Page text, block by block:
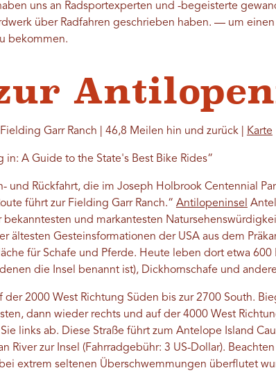
uns an Radsportexperten und -begeisterte
über Radfahren geschrieben haben. —um einen
bekommen.
Garr Ranch | 46,8 Meilen hin und zurück | Karte
A Guide to the State's Best Bike Rides“
und Rückfahrt, die im Joseph Holbrook Centennial
führt zur Fielding Garr Ranch.“ Antilopeninsel
bekanntesten und markantesten
ältesten Gesteinsformationen der USA aus dem
für Schafe und Pferde. Heute leben dort etwa 600
die Insel benannt ist), Dickhornschafe und
der 2000 West Richtung Süden bis zur 2700 South.
dann wieder rechts und auf der 4000 West
links ab. Diese Straße führt zum Antelope Island
River zur Insel (Fahrradgebühr: 3 US-Dollar).
extrem seltenen Überschwemmungen überflutet